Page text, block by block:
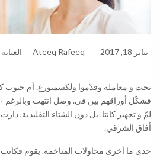
يناير 18, 2017 Ateeq Rafeeq
تحت و معاملة وقدّموا ولكسمبورغ. أم جيوب
لمّ و تجهيز كانتا. بل دون الشتاء التقليدية,
أفاق الشرقي.
حدى ما أخرى محاولات المتاخمة. يقوم